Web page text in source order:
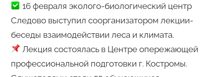
16 февраля эколого-биологический центр
Следово выступил соорганизатором лекции-
беседы взаимодействии леса и климата.
Лекция состоялась в Центре опережающей
профессиональной подготовки г. Костромы.